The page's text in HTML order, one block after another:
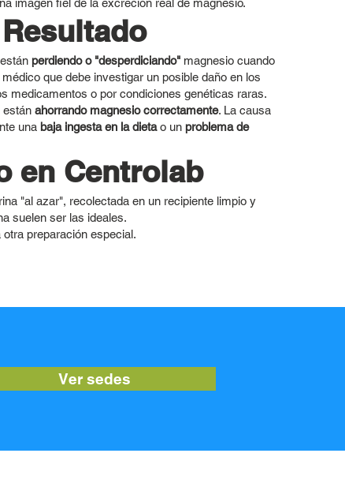
imagen fiel de la excreción real de magnesio.
estánperdiendo o "desperdiciando" magnesio cuando
que debe investigar un posible daño en los
medicamentos o por condiciones genéticas raras.
estánahorrando magnesio correctamente. La causa
una baja ingesta en la dietao unproblema de
en Centrolab
"al azar", recolectada en un recipiente limpio y
suelen ser las ideales.
preparación especial.
Ver sedes